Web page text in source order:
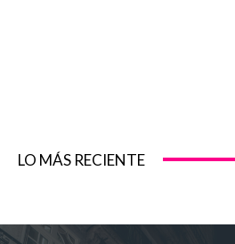
LO MÁS RECIENTE